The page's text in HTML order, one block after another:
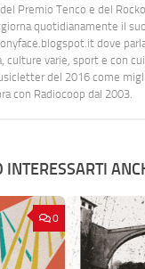
Premio Tenco e del
quotidianamente il
dove
culture varie, sport e con
del 2016 come
con Radiocoop dal 2003.
INTERESSARTI
0